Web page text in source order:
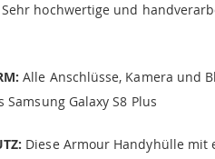
Sehr hochwertige und
Alle Anschlüsse, Kamera und
Galaxy S8 Plus
Diese Armour Handyhülle